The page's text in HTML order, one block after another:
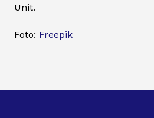
Unit.
Foto: Freepik